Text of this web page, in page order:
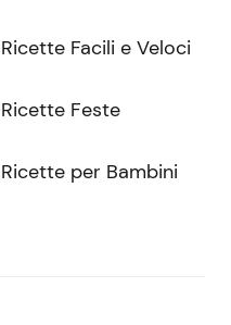
Ricette Facili e Veloci
Ricette Feste
Ricette per Bambini